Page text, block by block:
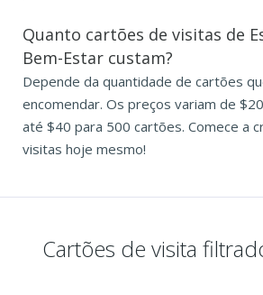
Quanto cartões de visitas de
Bem-Estar custam?
Depende da quantidade de cartões
encomendar. Os preços variam de
até $40 para 500 cartões. Comece a
visitas hoje mesmo!
Cartões de visita